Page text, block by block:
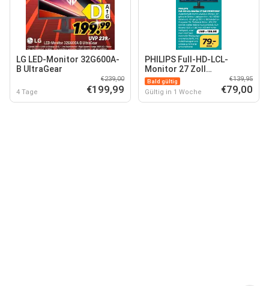
LG LED-Monitor 32G600A-
B UltraGear
4 Tage
€239,00
€199,99
PHILIPS Full-HD-LCL-
Monitor 27 Zoll
27E1N1100A
Bald gültig
Gültig in 1 Woche
€139,95
€79,00